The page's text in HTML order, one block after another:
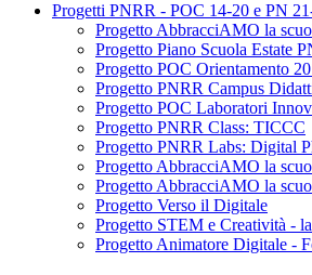
Progetti PNRR - POC 14-20 e PN
Progetto AbbracciAMO la
Progetto Piano Scuola Estate
Progetto POC Orientamento
Progetto PNRR Campus
Progetto POC Laboratori
Progetto PNRR Class: TICCC
Progetto PNRR Labs: Digital
Progetto AbbracciAMO la
Progetto AbbracciAMO la
Progetto Verso il Digitale
Progetto STEM e Creatività -
Progetto Animatore Digitale -